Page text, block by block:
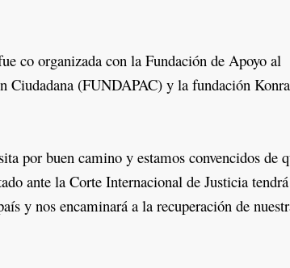
co organizada con la Fundación de Apoyo al
Ciudadana (FUNDAPAC) y la fundación
por buen camino y estamos convencidos de
ante la Corte Internacional de Justicia
y nos encaminará a la recuperación de